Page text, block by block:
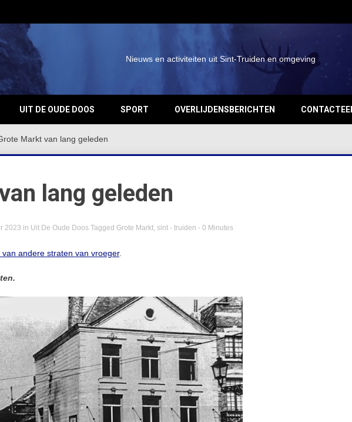
Nieuws en activiteiten uit Sint-Truiden en omgeving
UIT DE OUDE DOOS SPORT OVERLIJDENSBERICHTEN
Markt van lang geleden
lang geleden
2023 in Uit De Oude Doos Tagged Grote Markt, sint - truiden - 0 Minutes
andere straten van vroeger.